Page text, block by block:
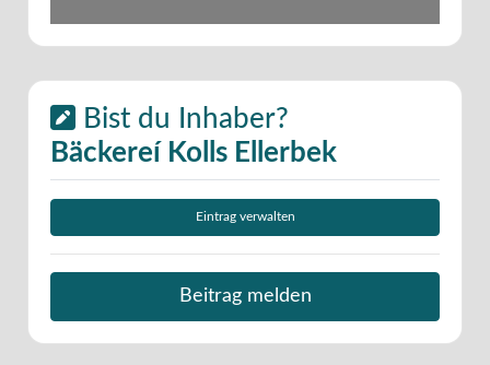
Bist du Inhaber?
Bäckereí Kolls Ellerbek
Eintrag verwalten
Beitrag melden